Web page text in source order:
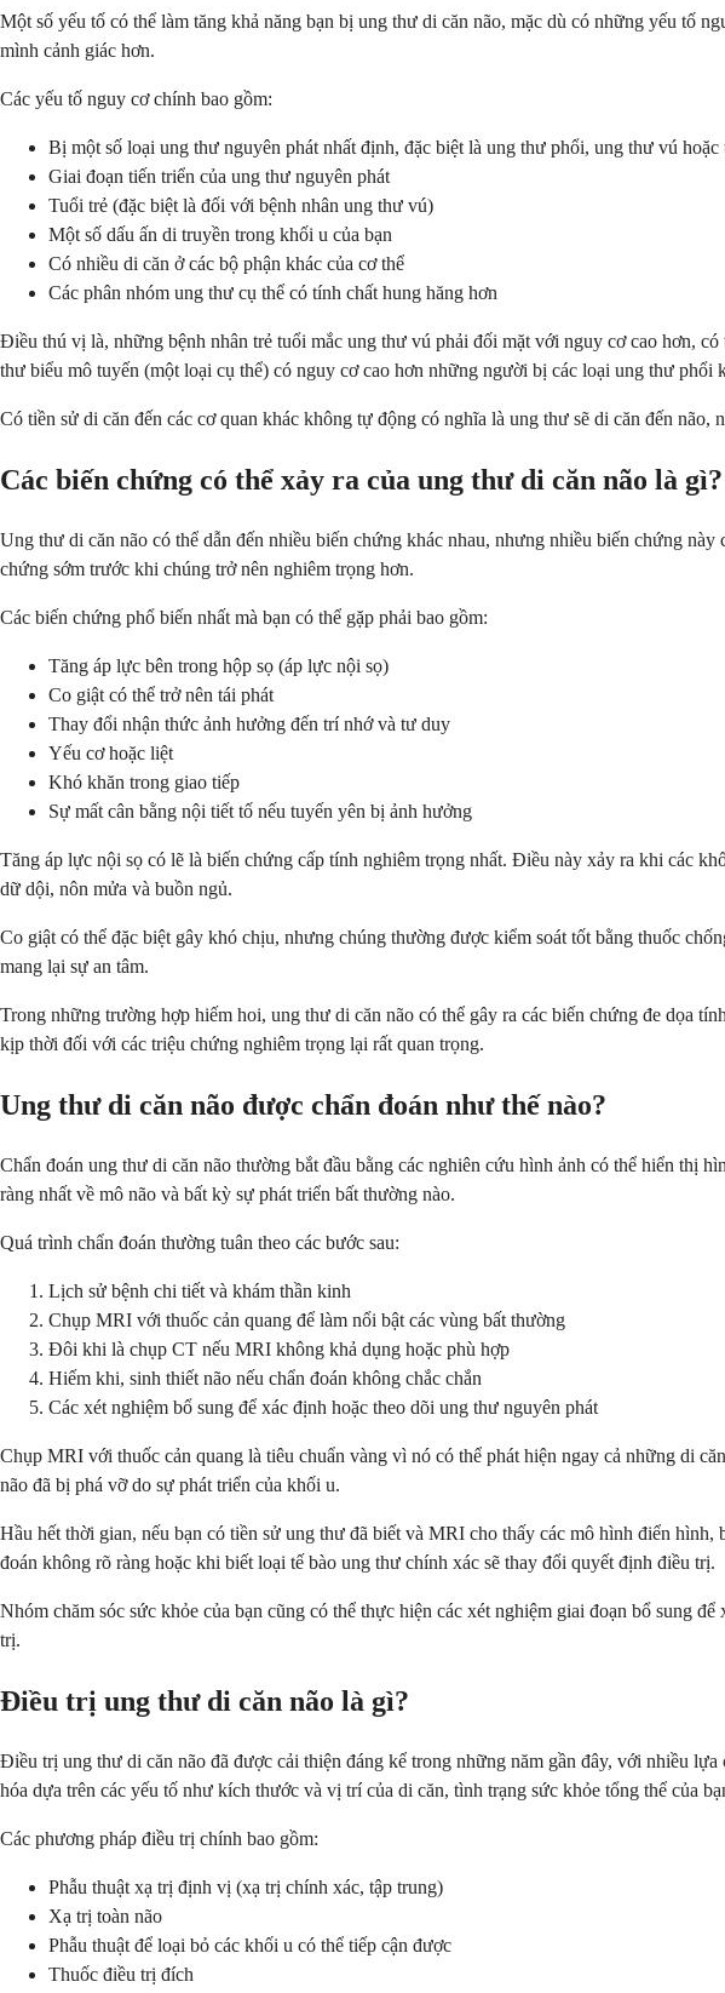
Một số yếu tố có thể làm tăng khả năng bạn bị ung thư di căn não, mặc dù có những yếu tố
mình cảnh giác hơn.
Các yếu tố nguy cơ chính bao gồm:
Bị một số loại ung thư nguyên phát nhất định, đặc biệt là ung thư phổi, ung thư vú hoặc
Giai đoạn tiến triển của ung thư nguyên phát
Tuổi trẻ (đặc biệt là đối với bệnh nhân ung thư vú)
Một số dấu ấn di truyền trong khối u của bạn
Có nhiều di căn ở các bộ phận khác của cơ thể
Các phân nhóm ung thư cụ thể có tính chất hung hăng hơn
Điều thú vị là, những bệnh nhân trẻ tuổi mắc ung thư vú phải đối mặt với nguy cơ cao hơn,
thư biểu mô tuyến (một loại cụ thể) có nguy cơ cao hơn những người bị các loại ung thư phổi
Có tiền sử di căn đến các cơ quan khác không tự động có nghĩa là ung thư sẽ di căn đến
Các biến chứng có thể xảy ra của ung thư di căn não là gì?
Ung thư di căn não có thể dẫn đến nhiều biến chứng khác nhau, nhưng nhiều biến chứng
chứng sớm trước khi chúng trở nên nghiêm trọng hơn.
Các biến chứng phổ biến nhất mà bạn có thể gặp phải bao gồm:
Tăng áp lực bên trong hộp sọ (áp lực nội sọ)
Co giật có thể trở nên tái phát
Thay đổi nhận thức ảnh hưởng đến trí nhớ và tư duy
Yếu cơ hoặc liệt
Khó khăn trong giao tiếp
Sự mất cân bằng nội tiết tố nếu tuyến yên bị ảnh hưởng
Tăng áp lực nội sọ có lẽ là biến chứng cấp tính nghiêm trọng nhất. Điều này xảy ra khi các
dữ dội, nôn mửa và buồn ngủ.
Co giật có thể đặc biệt gây khó chịu, nhưng chúng thường được kiểm soát tốt bằng thuốc
mang lại sự an tâm.
Trong những trường hợp hiếm hoi, ung thư di căn não có thể gây ra các biến chứng đe dọa
kịp thời đối với các triệu chứng nghiêm trọng lại rất quan trọng.
Ung thư di căn não được chẩn đoán như thế nào?
Chẩn đoán ung thư di căn não thường bắt đầu bằng các nghiên cứu hình ảnh có thể hiển thị
ràng nhất về mô não và bất kỳ sự phát triển bất thường nào.
Quá trình chẩn đoán thường tuân theo các bước sau:
Lịch sử bệnh chi tiết và khám thần kinh
Chụp MRI với thuốc cản quang để làm nổi bật các vùng bất thường
Đôi khi là chụp CT nếu MRI không khả dụng hoặc phù hợp
Hiếm khi, sinh thiết não nếu chẩn đoán không chắc chắn
Các xét nghiệm bổ sung để xác định hoặc theo dõi ung thư nguyên phát
Chụp MRI với thuốc cản quang là tiêu chuẩn vàng vì nó có thể phát hiện ngay cả những di
não đã bị phá vỡ do sự phát triển của khối u.
Hầu hết thời gian, nếu bạn có tiền sử ung thư đã biết và MRI cho thấy các mô hình điển
đoán không rõ ràng hoặc khi biết loại tế bào ung thư chính xác sẽ thay đổi quyết định điều trị.
Nhóm chăm sóc sức khỏe của bạn cũng có thể thực hiện các xét nghiệm giai đoạn bổ sung
trị.
Điều trị ung thư di căn não là gì?
Điều trị ung thư di căn não đã được cải thiện đáng kể trong những năm gần đây, với nhiều
hóa dựa trên các yếu tố như kích thước và vị trí của di căn, tình trạng sức khỏe tổng thể của
Các phương pháp điều trị chính bao gồm:
Phẫu thuật xạ trị định vị (xạ trị chính xác, tập trung)
Xạ trị toàn não
Phẫu thuật để loại bỏ các khối u có thể tiếp cận được
Thuốc điều trị đích